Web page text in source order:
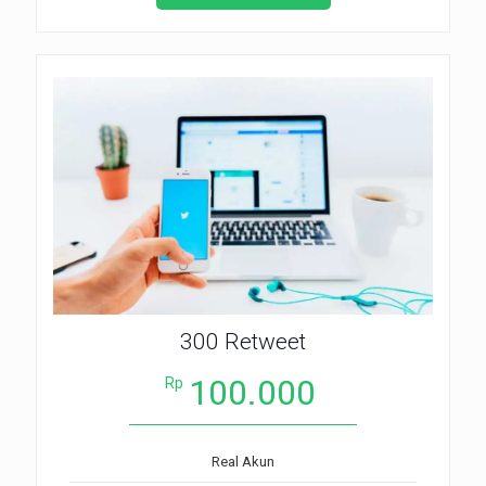
300 Retweet
Rp 100.000
Real Akun